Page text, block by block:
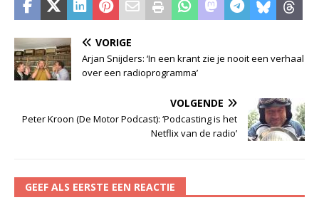
VORIGE
Arjan Snijders: ‘In een krant zie je nooit een verhaal
over een radioprogramma’
VOLGENDE
Peter Kroon (De Motor Podcast): ‘Podcasting is het
Netflix van de radio’
GEEF ALS EERSTE EEN REACTIE